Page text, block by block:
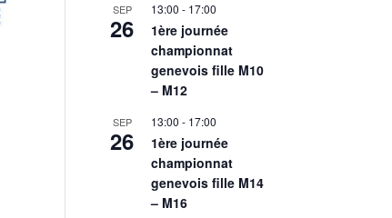
SEP
26
13:00 - 17:00
1ère journée
championnat
genevois fille M10
– M12
SEP
26
13:00 - 17:00
1ère journée
championnat
genevois fille M14
– M16